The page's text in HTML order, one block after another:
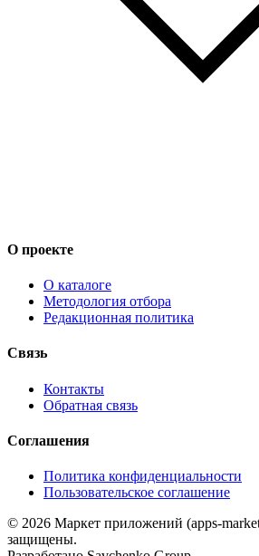
О проекте
О каталоге
Методология отбора
Редакционная политика
Связь
Контакты
Обратная связь
Соглашения
Политика конфиденциальности
Пользовательское соглашение
© 2026 Маркет приложений (apps-
защищены.